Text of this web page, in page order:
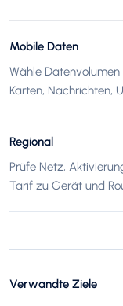
Mobile Daten
Wähle
Karten, Nachrichten,
Regional
Prüfe Netz,
Tarif zu Gerät und
Verwandte Ziele